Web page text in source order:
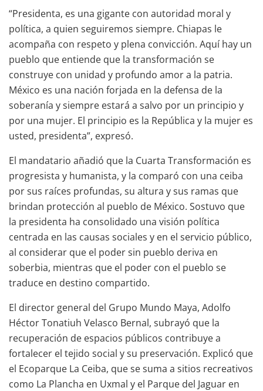
“Presidenta, es una gigante con autoridad moral y
política, a quien seguiremos siempre. Chiapas le
acompaña con respeto y plena convicción. Aquí hay un
pueblo que entiende que la transformación se
construye con unidad y profundo amor a la patria.
México es una nación forjada en la defensa de la
soberanía y siempre estará a salvo por un principio y
por una mujer. El principio es la República y la mujer es
usted, presidenta”, expresó.
El mandatario añadió que la Cuarta Transformación es
progresista y humanista, y la comparó con una ceiba
por sus raíces profundas, su altura y sus ramas que
brindan protección al pueblo de México. Sostuvo que
la presidenta ha consolidado una visión política
centrada en las causas sociales y en el servicio público,
al considerar que el poder sin pueblo deriva en
soberbia, mientras que el poder con el pueblo se
traduce en destino compartido.
El director general del Grupo Mundo Maya, Adolfo
Héctor Tonatiuh Velasco Bernal, subrayó que la
recuperación de espacios públicos contribuye a
fortalecer el tejido social y su preservación. Explicó que
el Ecoparque La Ceiba, que se suma a sitios recreativos
como La Plancha en Uxmal y el Parque del Jaguar en